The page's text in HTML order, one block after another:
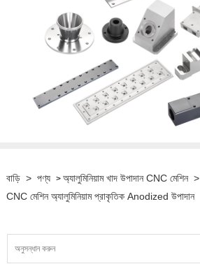
বাড়ি > পণ্য > অ্যালুমিনিয়াম খাদ উপাদান CNC মেশিন >
CNC মেশিন অ্যালুমিনিয়াম প্রাকৃতিক Anodized উপাদান